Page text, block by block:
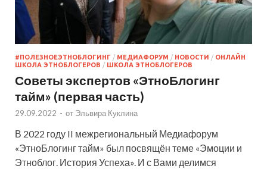
#ПОЛЕЗНОЕЭТНОБЛОГИНГ / МЕДИАФОРУМ / НОВОСТИ / ОНЛАЙН
ШКОЛА ЭТНОБЛОГЕРОВ / ШКОЛА ЭТНОБЛОГЕРОВ
Советы экспертов «ЭтноБлогинг
тайм» (первая часть)
29.09.2022 - от Эльвира Куклина
В 2022 году II межрегиональный Медиафорум
«ЭтноБлогинг тайм» был посвящён теме «Эмоции и
Этноблог. История Успеха». И с Вами делимся